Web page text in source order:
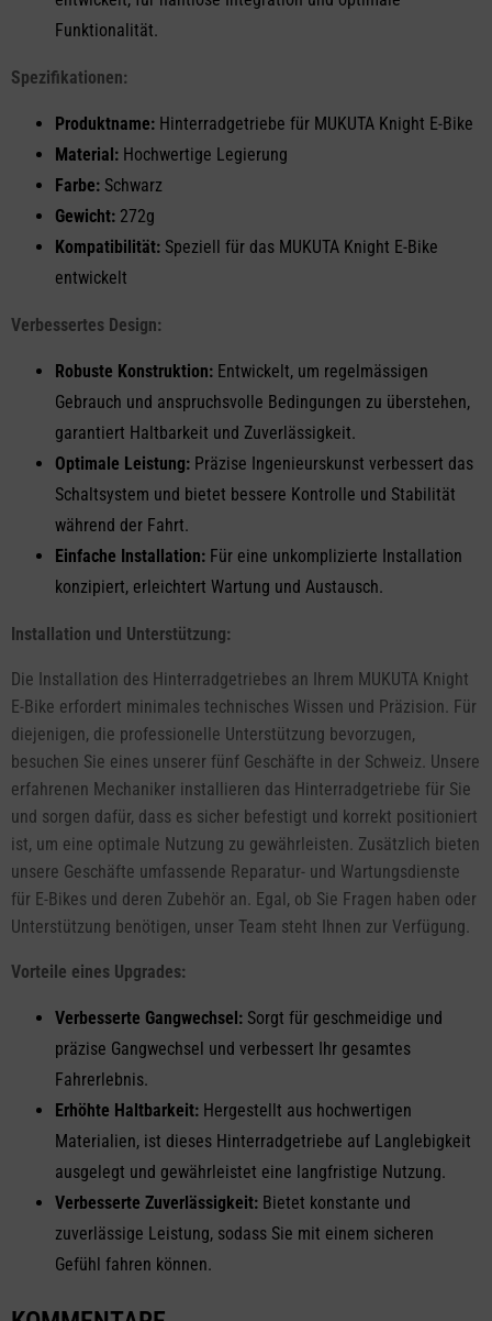
Funktionalität.
Spezifikationen:
Produktname: Hinterradgetriebe für MUKUTA Knight E-Bike
Material: Hochwertige Legierung
Farbe: Schwarz
Gewicht: 272g
Kompatibilität: Speziell für das MUKUTA Knight E-Bike
entwickelt
Verbessertes Design:
Robuste Konstruktion: Entwickelt, um regelmässigen
Gebrauch und anspruchsvolle Bedingungen zu überstehen,
garantiert Haltbarkeit und Zuverlässigkeit.
Optimale Leistung: Präzise Ingenieurskunst verbessert das
Schaltsystem und bietet bessere Kontrolle und Stabilität
während der Fahrt.
Einfache Installation: Für eine unkomplizierte Installation
konzipiert, erleichtert Wartung und Austausch.
Installation und Unterstützung:
Die Installation des Hinterradgetriebes an Ihrem MUKUTA Knight
E-Bike erfordert minimales technisches Wissen und Präzision. Für
diejenigen, die professionelle Unterstützung bevorzugen,
besuchen Sie eines unserer fünf Geschäfte in der Schweiz. Unsere
erfahrenen Mechaniker installieren das Hinterradgetriebe für Sie
und sorgen dafür, dass es sicher befestigt und korrekt positioniert
ist, um eine optimale Nutzung zu gewährleisten. Zusätzlich bieten
unsere Geschäfte umfassende Reparatur- und Wartungsdienste
für E-Bikes und deren Zubehör an. Egal, ob Sie Fragen haben oder
Unterstützung benötigen, unser Team steht Ihnen zur Verfügung.
Vorteile eines Upgrades:
Verbesserte Gangwechsel: Sorgt für geschmeidige und
präzise Gangwechsel und verbessert Ihr gesamtes
Fahrerlebnis.
Erhöhte Haltbarkeit: Hergestellt aus hochwertigen
Materialien, ist dieses Hinterradgetriebe auf Langlebigkeit
ausgelegt und gewährleistet eine langfristige Nutzung.
Verbesserte Zuverlässigkeit: Bietet konstante und
zuverlässige Leistung, sodass Sie mit einem sicheren
Gefühl fahren können.